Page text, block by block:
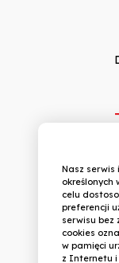
Nasz serwis
określonych
celu
preferencji
serwisu bez
cookies
w pamięci
z Internetu i